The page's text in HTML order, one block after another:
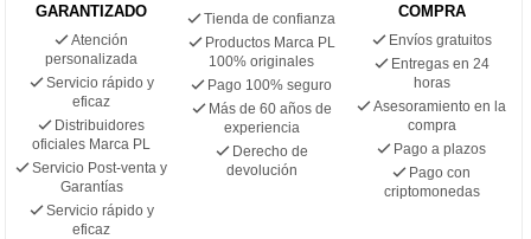
GARANTIZADO
Atención
personalizada
Servicio rápido y
eficaz
Distribuidores
oficiales Marca PL
Servicio Post-venta y
Garantías
Servicio rápido y
eficaz
Tienda de confianza
Productos Marca PL
100% originales
Pago 100% seguro
Más de 60 años de
experiencia
Derecho de
devolución
COMPRA
Envíos gratuitos
Entregas en 24
horas
Asesoramiento en la
compra
Pago a plazos
Pago con
criptomonedas